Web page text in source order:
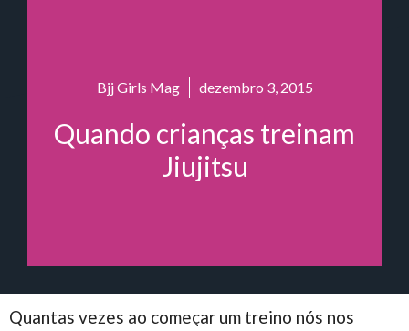
Bjj Girls Mag dezembro 3, 2015
Quando crianças treinam
Jiujitsu
Quantas vezes ao começar um treino nós nos